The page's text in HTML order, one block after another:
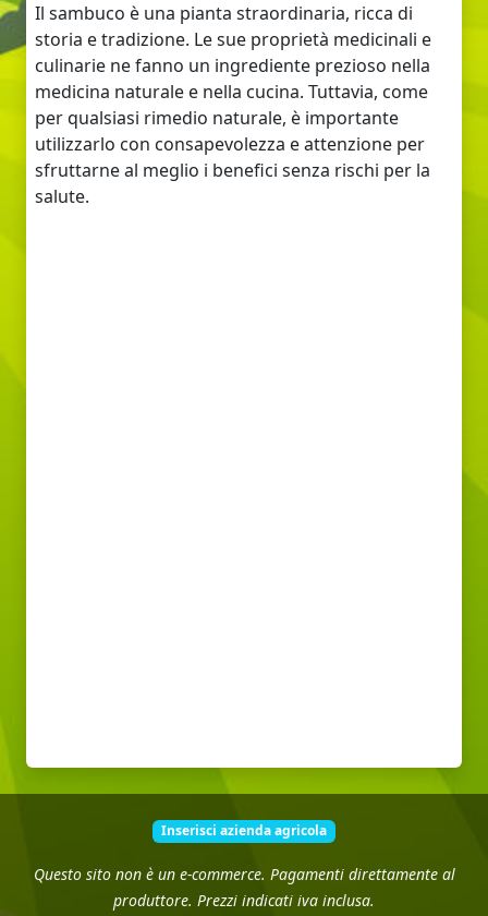
Il sambuco è una pianta straordinaria, ricca di
storia e tradizione. Le sue proprietà medicinali e
culinarie ne fanno un ingrediente prezioso nella
medicina naturale e nella cucina. Tuttavia, come
per qualsiasi rimedio naturale, è importante
utilizzarlo con consapevolezza e attenzione per
sfruttarne al meglio i benefici senza rischi per la
salute.
Inserisci azienda agricola
Questo sito non è un e-commerce. Pagamenti direttamente al
produttore. Prezzi indicati iva inclusa.